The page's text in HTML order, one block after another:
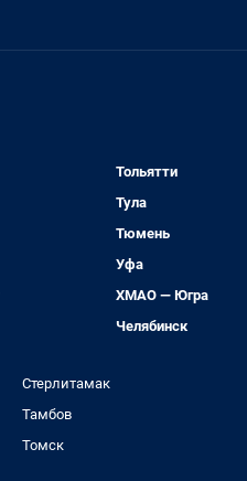
Тольятти
Тула
Тюмень
Уфа
ХМАО — Югра
Челябинск
Стерлитамак
Тамбов
Томск